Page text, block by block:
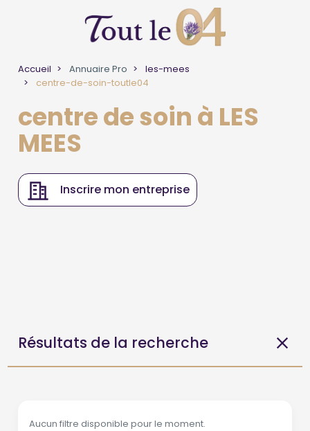
Accueil Annuaire Pro
les-mees
centre-de-soin-toutle04
centre de soin à LES
MEES
Inscrire mon entreprise
Résultats de la recherche
Aucun filtre disponible pour le moment.